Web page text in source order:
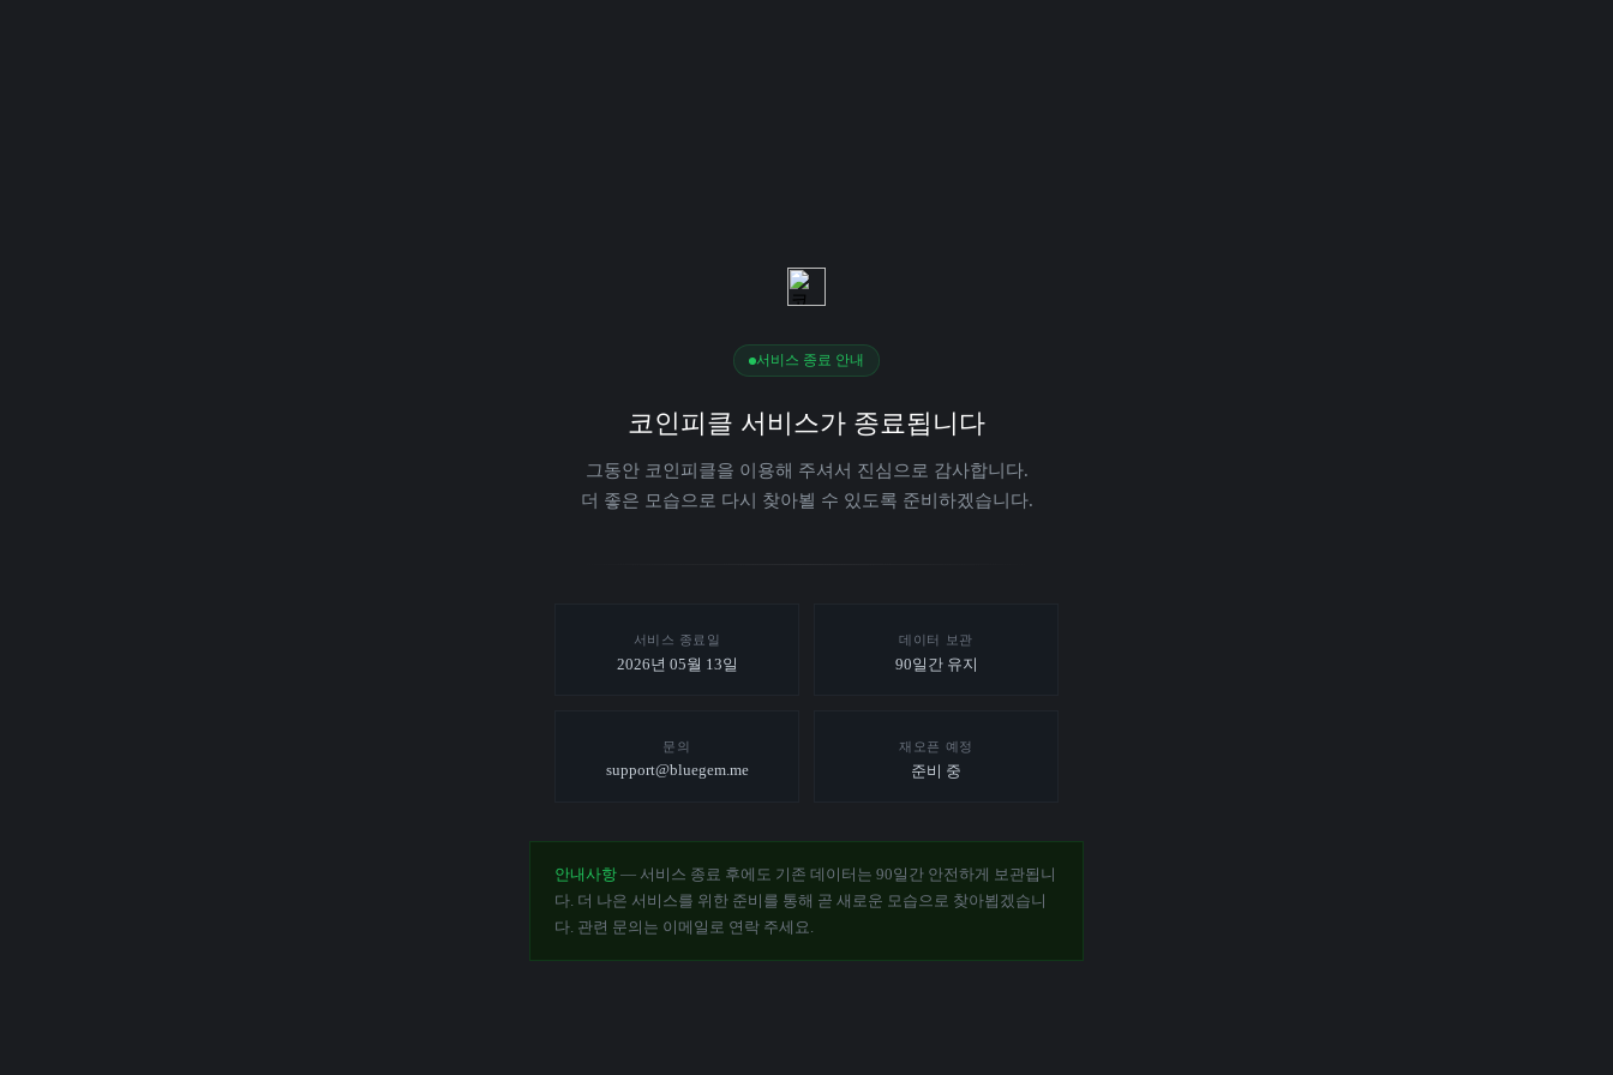
서비스 종료 안내
코인피클 서비스가 종료됩니다
그동안 코인피클을 이용해 주셔서 진심으로 감사합니다.
더 좋은 모습으로 다시 찾아뵐 수 있도록 준비하겠습니다.
서비스 종료일
2026년 05월 13일
데이터 보관
90일간 유지
문의
support@bluegem.me
재오픈 예정
준비 중
안내사항 — 서비스 종료 후에도 기존 데이터는 90일간 안전하게 보관됩니
다. 더 나은 서비스를 위한 준비를 통해 곧 새로운 모습으로 찾아뵙겠습니
다. 관련 문의는 이메일로 연락 주세요.